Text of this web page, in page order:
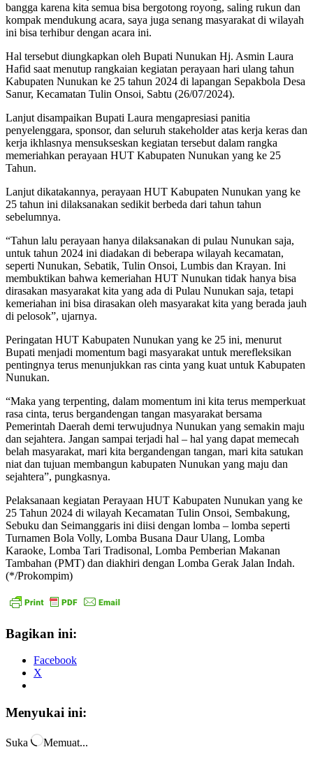
bangga karena kita semua bisa bergotong royong, saling rukun dan
kompak mendukung acara, saya juga senang masyarakat di wilayah
ini bisa terhibur dengan acara ini.
Hal tersebut diungkapkan oleh Bupati Nunukan Hj. Asmin Laura
Hafid saat menutup rangkaian kegiatan perayaan hari ulang tahun
Kabupaten Nunukan ke 25 tahun 2024 di lapangan Sepakbola Desa
Sanur, Kecamatan Tulin Onsoi, Sabtu (26/07/2024).
Lanjut disampaikan Bupati Laura mengapresiasi panitia
penyelenggara, sponsor, dan seluruh stakeholder atas kerja keras dan
kerja ikhlasnya mensukseskan kegiatan tersebut dalam rangka
memeriahkan perayaan HUT Kabupaten Nunukan yang ke 25
Tahun.
Lanjut dikatakannya, perayaan HUT Kabupaten Nunukan yang ke
25 tahun ini dilaksanakan sedikit berbeda dari tahun tahun
sebelumnya.
“Tahun lalu perayaan hanya dilaksanakan di pulau Nunukan saja,
untuk tahun 2024 ini diadakan di beberapa wilayah kecamatan,
seperti Nunukan, Sebatik, Tulin Onsoi, Lumbis dan Krayan. Ini
membuktikan bahwa kemeriahan HUT Nunukan tidak hanya bisa
dirasakan masyarakat kita yang ada di Pulau Nunukan saja, tetapi
kemeriahan ini bisa dirasakan oleh masyarakat kita yang berada jauh
di pelosok”, ujarnya.
Peringatan HUT Kabupaten Nunukan yang ke 25 ini, menurut
Bupati menjadi momentum bagi masyarakat untuk merefleksikan
pentingnya terus menunjukkan ras cinta yang kuat untuk Kabupaten
Nunukan.
“Maka yang terpenting, dalam momentum ini kita terus memperkuat
rasa cinta, terus bergandengan tangan masyarakat bersama
Pemerintah Daerah demi terwujudnya Nunukan yang semakin maju
dan sejahtera. Jangan sampai terjadi hal – hal yang dapat memecah
belah masyarakat, mari kita bergandengan tangan, mari kita satukan
niat dan tujuan membangun kabupaten Nunukan yang maju dan
sejahtera”, pungkasnya.
Pelaksanaan kegiatan Perayaan HUT Kabupaten Nunukan yang ke
25 Tahun 2024 di wilayah Kecamatan Tulin Onsoi, Sembakung,
Sebuku dan Seimanggaris ini diisi dengan lomba – lomba seperti
Turnamen Bola Volly, Lomba Busana Daur Ulang, Lomba
Karaoke, Lomba Tari Tradisonal, Lomba Pemberian Makanan
Tambahan (PMT) dan diakhiri dengan Lomba Gerak Jalan Indah.
(*/Prokompim)
Bagikan ini:
Facebook
X
Menyukai ini:
Suka Memuat...